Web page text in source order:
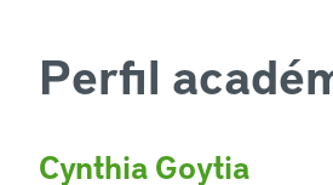
Perfil
Cynthia Goytia